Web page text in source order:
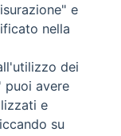
e
nella
dei
puoi avere
e
su